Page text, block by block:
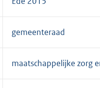
gemeenteraad
maatschappelijke zorg